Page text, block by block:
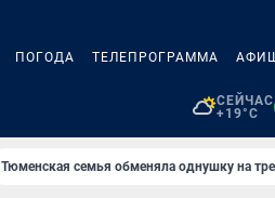
ПОГОДА ТЕЛЕПРОГРАММА
СЕЙЧАС
+19°C
Тюменская семья обменяла однушку на